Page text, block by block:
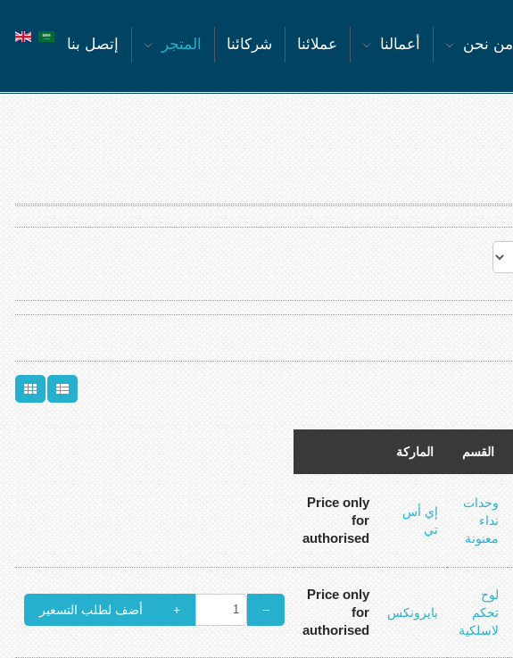
من نحن أعمالنا عملائنا شركائنا المتجر إتصل بنا
القسم الماركة
وحدات
نداء
معنونة
إي أس
تي
Price only
for
authorised
لوح
تحكم
لاسلكية
بايرونكس
Price only
for
authorised
−
+